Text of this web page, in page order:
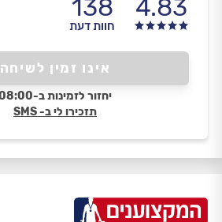
4.83
138
חוות דעת
אינו זמין לשיחה
יחזור לזמינות ב-08:00
תזכירו לי ב- SMS